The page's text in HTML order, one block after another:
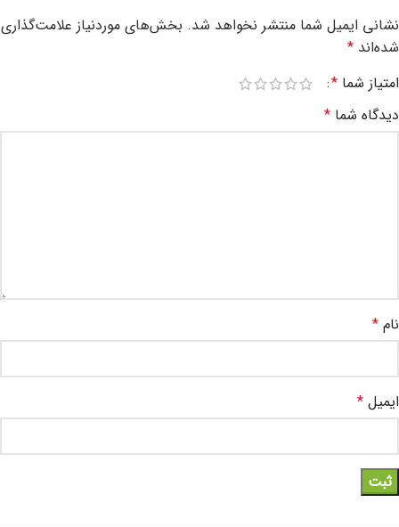
نشانی ایمیل شما منتشر نخواهد شد. بخش‌های موردنیاز علامت‌گذاری
شده‌اند *
امتیاز شما *
دیدگاه شما *
نام *
ایمیل *